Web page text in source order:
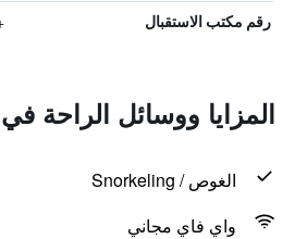
رقم مكتب الاستقبال 366
المزايا ووسائل الراحة في
الغوص / Snorkeling
واي فاي مجاني